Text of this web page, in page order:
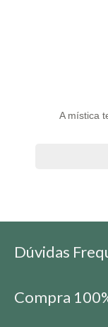
A mística
Dúvidas
Compra